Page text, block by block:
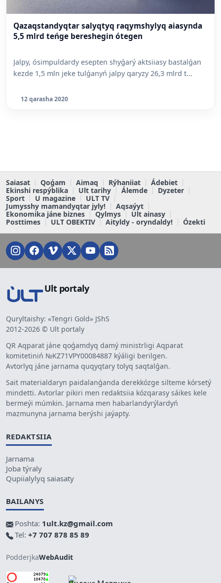
Qazaqstandyqtar salyqtyq raqymshylyq aiasynda
5,5 mlrd teńge bereshegin ótegen
Jalpy, ósimpuldardy esepten shyǵarý aktsiiasy bastalǵan
kezde 1,5 mln jeke tulǵanyń jalpy qaryzy 26,3 mlrd t...
12 qarasha 2020
Saiasat Qoǵam Aimaq Rýhaniiat
Ádebiet
Ekinshi respýblika
Ult tarihy Álemde
Dyzeter
Sport
U magazine
ULT TV
Jumysshy mamandyqtar jyly!
Aqsaýyt
Ekonomika jáne biznes
Qylmys
Ult ainasy
Posttimes
ULT OBEKTIV Aityldy - oryndaldy! Ózekti
Ult portaly
Quryltaishy: «Tengri Gold» JShS
2012-2026 © Ult portaly
QR Aqparat jáne qoǵamdyq damý ministrligi Aqparat
komitetiniń №KZ71VPY00084887 kýáligi berilgen.
Avtorlyq jáne jarnama quqyqtary tolyq saqtalǵan.
Sait materialdaryn paidalanǵanda derekkózge silteme kórsetý
mindetti. Avtorlar pikiri men redaktsiia kózqarasy sáikes kele
bermeýi múmkin. Jarnama men habarlandyrýlardyń
mazmunyna jarnama berýshi jaýapty.
REDAKTSIIA
Jarnama
Joba týraly
Qupiialylyq saiasaty
BAILANYS
Poshta: 1ult.kz@gmail.com
Tel: +7 707 878 85 89
PodderjkaWebAudit